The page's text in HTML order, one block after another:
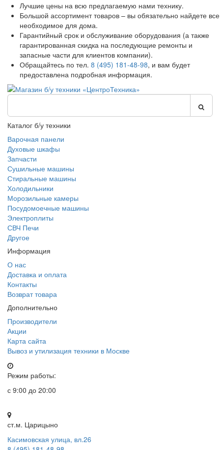
Лучшие цены на всю предлагаемую нами технику.
Большой ассортимент товаров – вы обязательно найдете все
необходимое для дома.
Гарантийный срок и обслуживание оборудования (а также
гарантированная скидка на последующие ремонты и
запасные части для клиентов компании).
Обращайтесь по тел. 8 (495) 181-48-98, и вам будет
предоставлена подробная информация.
Каталог б/у техники
Варочная панели
Духовые шкафы
Запчасти
Сушильные машины
Стиральные машины
Холодильники
Морозильные камеры
Посудомоечные машины
Электроплиты
СВЧ Печи
Другое
Информация
О нас
Доставка и оплата
Контакты
Возврат товара
Дополнительно
Производители
Акции
Карта сайта
Вывоз и утилизация техники в Москве
Режим работы:
с 9:00 до 20:00
ст.м. Царицыно
Касимовская улица, вл.26